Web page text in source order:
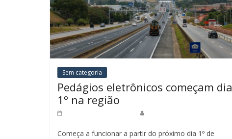
Sem categoria
Pedágios eletrônicos começam dia
1º na região
Começa a funcionar a partir do próximo dia 1º de